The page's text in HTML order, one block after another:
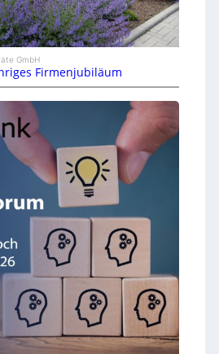
GmbH
Firmenjubiläum